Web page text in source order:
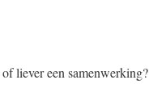
liever een samenwerking?